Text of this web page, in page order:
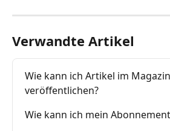
Verwandte Artikel
Wie kann ich Artikel im Magazin
veröffentlichen?
Wie kann ich mein